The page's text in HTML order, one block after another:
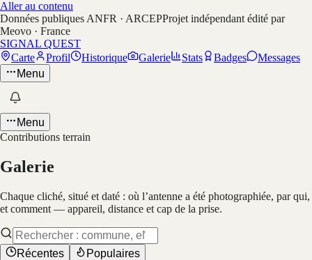
Aller au contenu
Données publiques ANFR · ARCEPProjet indépendant édité par
Meovo · France
SIGNAL QUEST
Carte
Profil Historique Galerie Stats Badges
Messages
Menu
Menu
Contributions terrain
Galerie
Chaque cliché, situé et daté : où l’antenne a été photographiée, par qui,
et comment — appareil, distance et cap de la prise.
Récentes
Populaires